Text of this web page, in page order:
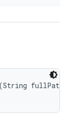
(String